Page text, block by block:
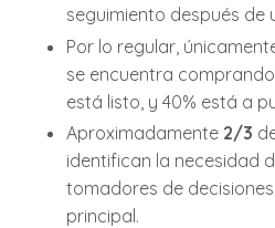
seguimiento después de
Por lo regular,
se encuentra
está listo, y 40% está a
Aproximadamente 2/3
identifican la necesidad
tomadores de
principal.